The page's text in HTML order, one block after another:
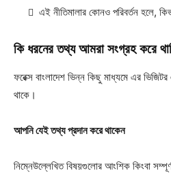
এই নীতিমালার কোনও পরিবর্তন হলে,
কি ধরনের তথ্য আমরা সংগ্রহ করে
ফরেক্স বাংলাদেশ ভিন্ন কিছু মাধ্যমে এর
থাকে।
আপনি যেই তথ্য প্রদান করে থাকেন
নিম্নেউল্লেখিত বিষয়গুলোর আংশিক কিংবা